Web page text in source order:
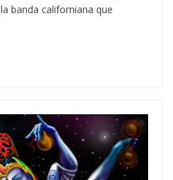
banda californiana que